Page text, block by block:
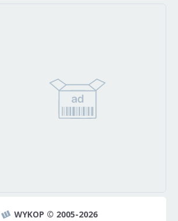
WYKOP © 2005-2026